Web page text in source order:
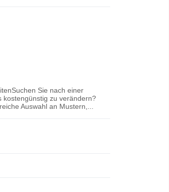
Sie nach einer
kostengünstig zu verändern?
Auswahl an Mustern,...